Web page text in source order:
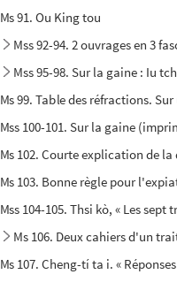
Ms 91. Ou King tou
Mss 92-94. 2 ouvrages en 3
Mss 95-98. Sur la gaine : Iu
Ms 99. Table des réfractions.
Mss 100-101. Sur la gaine
Ms 102. Courte explication de
Ms 103. Bonne règle pour
Mss 104-105. Thsi kò, « Les sept
Ms 106. Deux cahiers d'un
Ms 107. Cheng-tí ta i. «